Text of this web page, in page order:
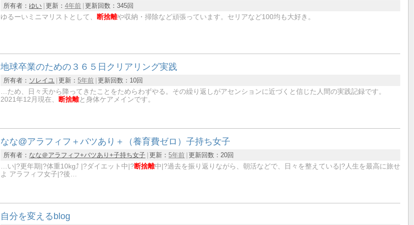
所有者： ゆい 更新：4年前 更新回数：345回
ゆるーいミニマリストとして、
断捨離や収納・掃除など頑張っています。セリアなど100均も大好き。
地球卒業のための３６５日クリアリング実践
所有者： ソレイユ 更新：5年前 更新回数： 10回
…ため、日々天から降ってきたことをためらわずやる。その繰り返しがアセンションに近づくと信じた人間の実践記録です。
2021年12月現在、
断捨離と身体ケアメインです。
なな@アラフィフ＋バツあり＋（養育費ゼロ）子持ち女子
所有者： なな＠アラフィフ+バツあり+子持ち女子 更新：5年前 更新回数： 20回
…い|?更年期|?体重10kg⤴️ |?ダイエット中|? 断捨離中|?過去を振り返りながら、朝活などで、日々を整えている|?人生を最高に旅せ
よ アラフィフ女子|?後…
自分を変えるblog